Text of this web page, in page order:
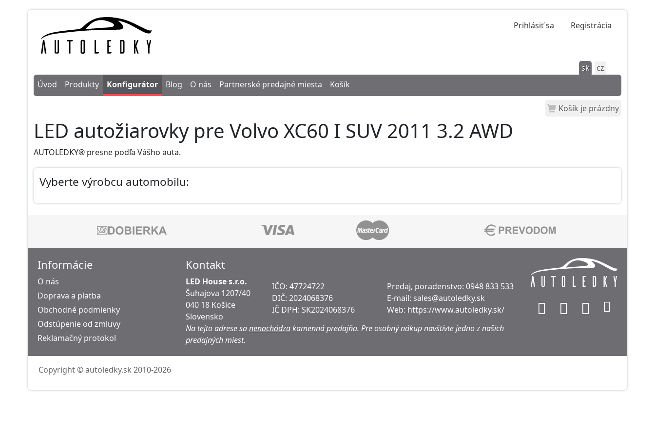
Prihlásiť sa Registrácia
sk
cz
Úvod
Produkty Konfigurátor Blog O nás Partnerské predajné miesta Košík
Košík je prázdny
LED autožiarovky pre Volvo XC60 I SUV 2011 3.2 AWD
AUTOLEDKY® presne podľa Vášho auta.
Vyberte výrobcu automobilu:
Informácie
O nás
Doprava a platba
Obchodné podmienky
Odstúpenie od zmluvy
Reklamačný protokol
Kontakt
LED House s.r.o.
Šuhajova 1207/40
040 18 Košice
Slovensko
IČO: 47724722
DIČ: 2024068376
IČ DPH: SK2024068376
Predaj, poradenstvo: 0948 833 533
E-mail: sales@autoledky.sk
Web: https://www.autoledky.sk/
Na tejto adrese sanenachádzakamenná predajňa. Pre osobný nákup navštívte jedno z našich
predajných miest.
Copyright © autoledky.sk 2010-2026